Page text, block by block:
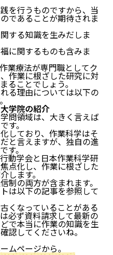
を行うものですから、当
であることが期待されま
する知識を生みだしま
に関するものも含みま
業療法が専門職としてク
作業に根ざした研究に対
ることでしょう。
る理由については以下の
学院の紹介
問領域は、大きく言えば
す。
しており、作業科学はそ
と言えますが、独自の進
す。
動学会と日本作業科学研
点化し、作業に根ざした
します。
制の両方が含まれます。
は以下の記事を参照して
くなっていることがある
必ず資料請求して最新の
で本当に作業の知識を生
認してくださいね。
ムページから。